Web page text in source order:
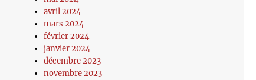
avril 2024
mars 2024
février 2024
janvier 2024
décembre 2023
novembre 2023